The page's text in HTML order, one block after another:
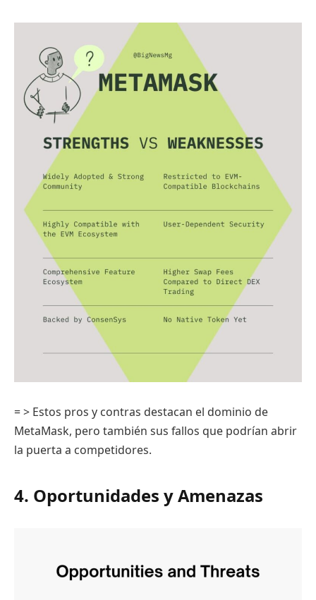
= > Estos pros y contras destacan el dominio de
MetaMask, pero también sus fallos que podrían abrir
la puerta a competidores.
4. Oportunidades y Amenazas